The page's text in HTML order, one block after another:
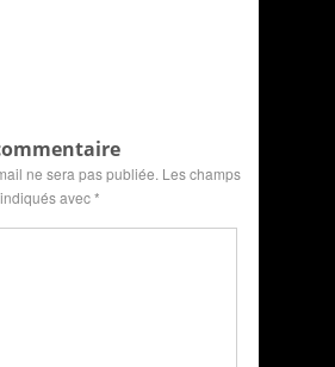
ne sera pas publiée. Les champs
avec*